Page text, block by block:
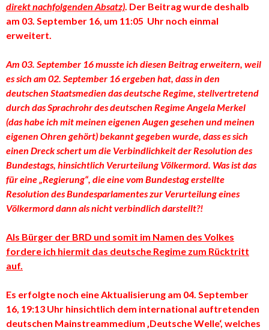
direkt nachfolgenden Absatz). Der Beitrag wurde deshalb
am 03. September 16, um 11:05 Uhr noch einmal
erweitert.
Am 03. September 16 musste ich diesen Beitrag erweitern, weil
es sich am 02. September 16 ergeben hat, dass in den
deutschen Staatsmedien das deutsche Regime, stellvertretend
durch das Sprachrohr des deutschen Regime Angela Merkel
(das habe ich mit meinen eigenen Augen gesehen und meinen
eigenen Ohren gehört) bekannt gegeben wurde, dass es sich
einen Dreck schert um die Verbindlichkeit der Resolution des
Bundestags, hinsichtlich Verurteilung Völkermord. Was ist das
für eine „Regierung“, die eine vom Bundestag erstellte
Resolution des Bundesparlamentes zur Verurteilung eines
Völkermord dann als nicht verbindlich darstellt?!
Als Bürger der BRD und somit im Namen des Volkes
fordere ich hiermit das deutsche Regime zum Rücktritt
auf.
Es erfolgte noch eine Aktualisierung am 04. September
16, 19:13 Uhr hinsichtlich dem international auftretenden
deutschen Mainstreammedium ‚Deutsche Welle‘, welches